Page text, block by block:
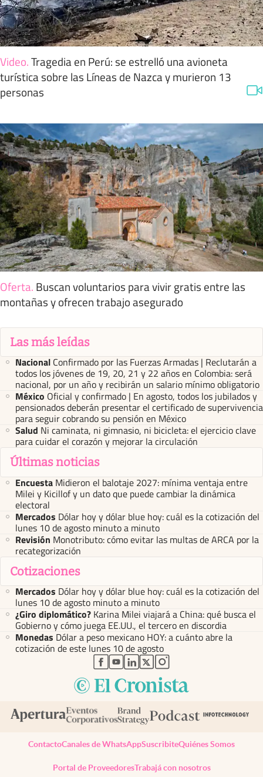
Video.Tragedia en Perú: se estrelló una avioneta
turística sobre las Líneas de Nazca y murieron 13
personas
Oferta. Buscan voluntarios para vivir gratis entre las
montañas y ofrecen trabajo asegurado
Las más leídas
Nacional Confirmado por las Fuerzas Armadas | Reclutarán a
todos los jóvenes de 19, 20, 21 y 22 años en Colombia: será
nacional, por un año y recibirán un salario mínimo obligatorio
México Oficial y confirmado | En agosto, todos los jubilados y
pensionados deberán presentar el certificado de supervivencia
para seguir cobrando su pensión en México
Salud Ni caminata, ni gimnasio, ni bicicleta: el ejercicio clave
para cuidar el corazón y mejorar la circulación
Últimas noticias
Encuesta Midieron el balotaje 2027: mínima ventaja entre
Milei y Kicillof y un dato que puede cambiar la dinámica
electoral
Mercados Dólar hoy y dólar blue hoy: cuál es la cotización del
lunes 10 de agosto minuto a minuto
Revisión Monotributo: cómo evitar las multas de ARCA por la
recategorización
Cotizaciones
Mercados Dólar hoy y dólar blue hoy: cuál es la cotización del
lunes 10 de agosto minuto a minuto
¿Giro diplomático? Karina Milei viajará a China: qué busca el
Gobierno y cómo juega EE.UU., el tercero en discordia
Monedas Dólar a peso mexicano HOY: a cuánto abre la
cotización de este lunes 10 de agosto
abre en nueva pestaña
abre en nueva pestaña
abre en nueva pestaña
abre en nueva pestaña
abre en nueva pestaña
ContactoCanales de WhatsAppSuscribiteQuiénes Somos
Portal de ProveedoresTrabajá con nosotros